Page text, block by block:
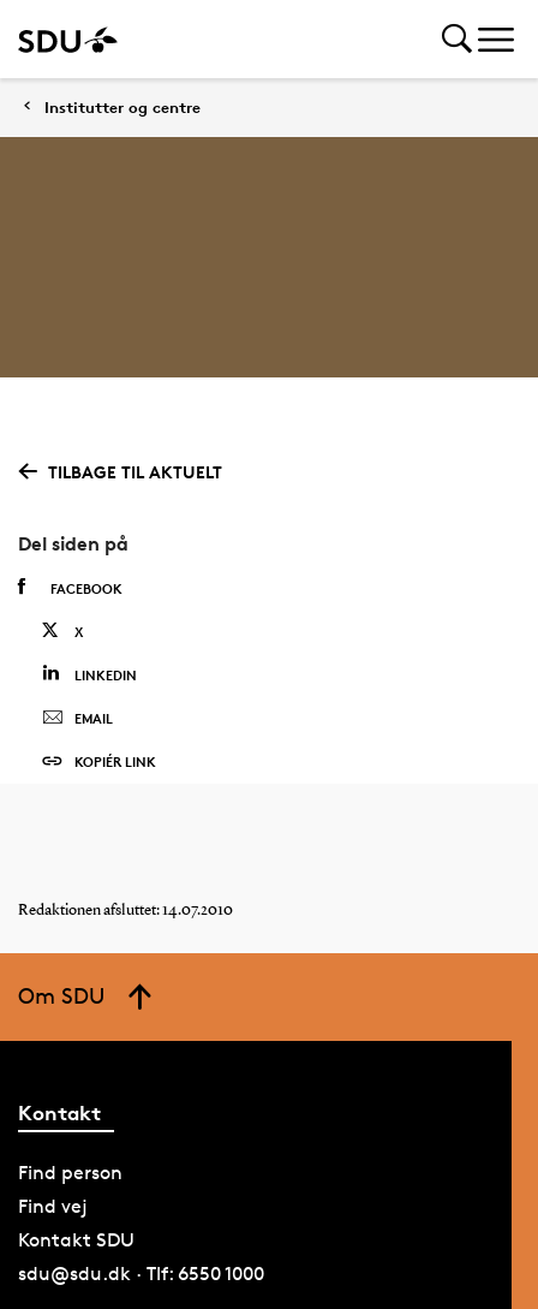
Institutter og centre
TILBAGE TIL AKTUELT
Del siden på
FACEBOOK
X
LINKEDIN
EMAIL
KOPIÉR LINK
Redaktionen afsluttet: 14.07.2010
Om SDU
Kontakt
Find person
Find vej
Kontakt SDU
sdu@sdu.dk · Tlf: 6550 1000